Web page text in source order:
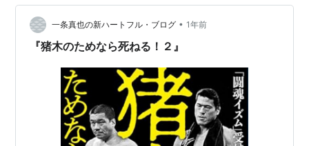
て、全日本プロレスに参戦。総帥・ジャイアント馬場か
ら高い評価を得て、のちに正式に所属となります。プロ
レ…
一条真也の新ハートフル・ブログ • 1年前
『猪木のためなら死ねる！２』